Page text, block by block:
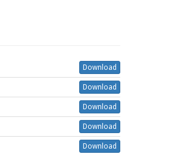
Download
Download
Download
Download
Download